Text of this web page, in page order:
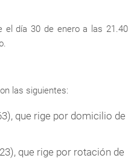
el día 30 de enero a las 21.40
las siguientes:
que rige por domicilio de
que rige por rotación de